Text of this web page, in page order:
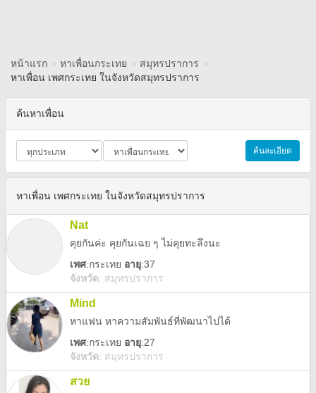
หน้าแรก > หาเพื่อนกระเทย > สมุทรปราการ >
หาเพื่อน เพศกระเทย ในจังหวัดสมุทรปราการ
ค้นหาเพื่อน
ค้นละเอียด
หาเพื่อน เพศกระเทย ในจังหวัดสมุทรปราการ
Nat
คุยกันค่ะ คุยกันเฉย ๆ ไม่คุยทะลึงนะ
เพศ:กระเทย อายุ:37
จังหวัด: สมุทรปราการ
Mind
หาแฟน หาความสัมพันธ์ที่พัฒนาไปได้
เพศ:กระเทย อายุ:27
จังหวัด: สมุทรปราการ
สวย